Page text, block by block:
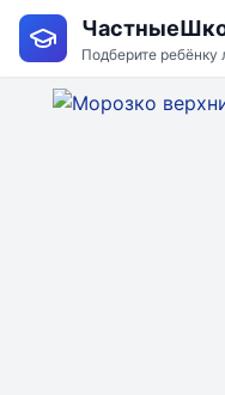
Подберите